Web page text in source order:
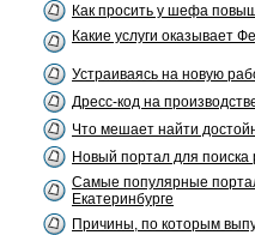
Как просить у шефа
Какие услуги оказывает
Устраиваясь на новую
Дресс-код на
Что мешает найти
Новый портал для
Самые популярные
Екатеринбурге
Причины, по которым